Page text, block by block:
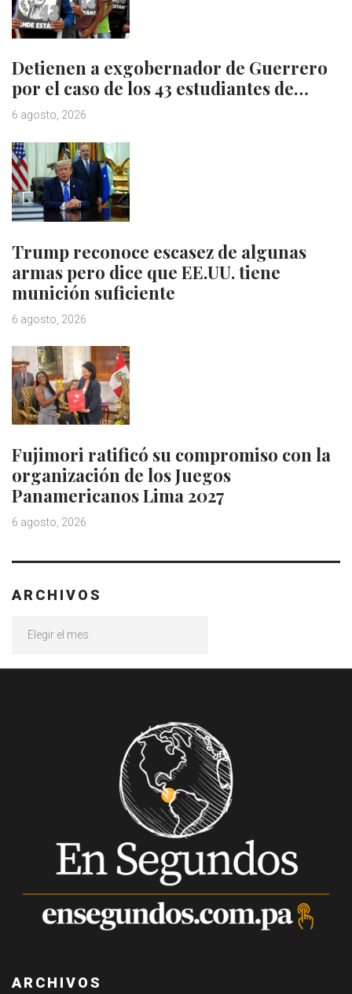
Detienen a exgobernador de Guerrero
por el caso de los 43 estudiantes de…
6 agosto, 2026
Trump reconoce escasez de algunas
armas pero dice que EE.UU. tiene
munición suficiente
6 agosto, 2026
Fujimori ratificó su compromiso con la
organización de los Juegos
Panamericanos Lima 2027
6 agosto, 2026
ARCHIVOS
ARCHIVOS